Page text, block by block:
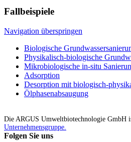
Fallbeispiele
Navigation überspringen
Biologische
Physikalisch-biologische
Mikrobiologische in-situ
Adsorption
Desorption mit biologisch-
Ölphasenabsaugung
Die ARGUS Umweltbiotechnologie GmbH
Unternehmensgruppe.
Folgen Sie uns